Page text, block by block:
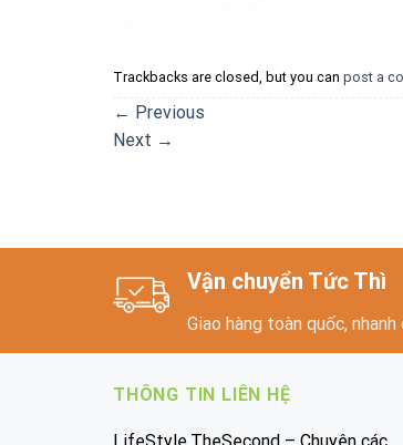
Trackbacks are closed, but you can post a
← Previous
Next →
Vận chuyển Tức Thì
Giao hàng toàn quốc, nhanh
THÔNG TIN LIÊN HỆ